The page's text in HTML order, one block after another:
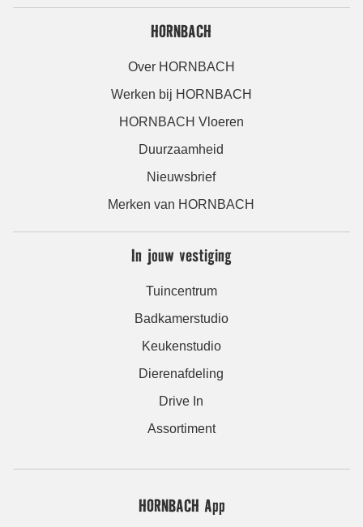
HORNBACH
Over HORNBACH
Werken bij HORNBACH
HORNBACH Vloeren
Duurzaamheid
Nieuwsbrief
Merken van HORNBACH
In jouw vestiging
Tuincentrum
Badkamerstudio
Keukenstudio
Dierenafdeling
Drive In
Assortiment
HORNBACH App